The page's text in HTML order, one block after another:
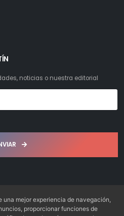
noticias o nuestra editorial
mejor experiencia de navegación,
proporcionar funciones de